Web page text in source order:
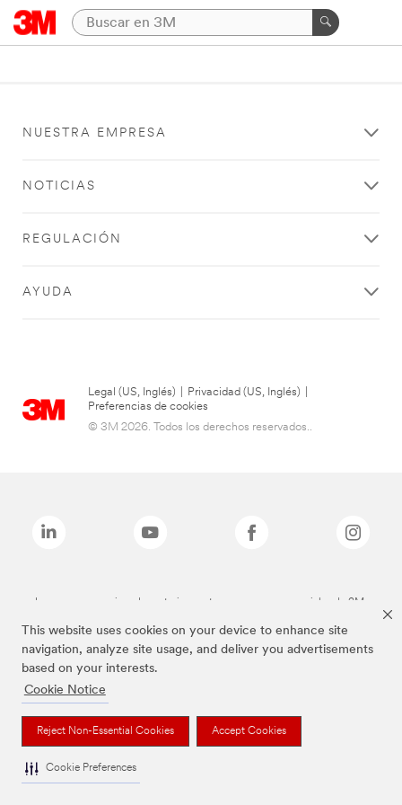
This website uses cookies on your device to enhance site
navigation, analyze site usage, and deliver you advertisements
based on your interests.
Cookie Notice
Reject Non-Essential Cookies Accept Cookies
Cookie Preferences
NUESTRA EMPRESA
NOTICIAS
REGULACIÓN
AYUDA
Legal (US, Inglés) Privacidad (US, Inglés)
Preferencias de cookies
© 3M 2026. Todos los derechos reservados..
Las marcas mencionadas anteriormente son marcas comerciales de 3M.